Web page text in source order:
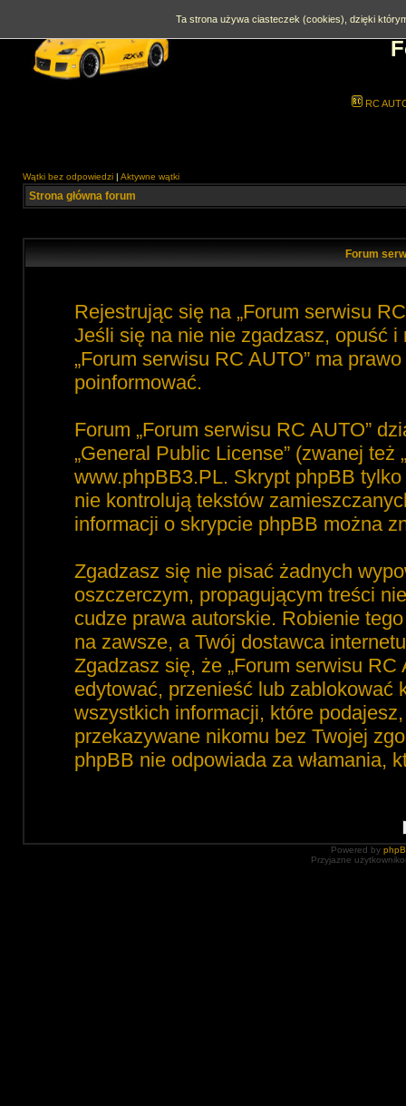
RC
Wątki bez odpowiedzi | Aktywne wątki
Strona główna forum
Forum
Rejestrując się na „Forum serwisu
Jeśli się na nie nie zgadzasz, opuść i
„Forum serwisu RC AUTO” ma
poinformować.
Forum „Forum serwisu RC AUTO”
„General Public License” (zwanej też
www.phpBB3.PL. Skrypt phpBB
nie kontrolują tekstów
informacji o skrypcie phpBB można
Zgadzasz się nie pisać żadnych
oszczerczym, propagującym treści
cudze prawa autorskie. Robienie
na zawsze, a Twój dostawca
Zgadzasz się, że „Forum serwisu
edytować, przenieść lub zablokować
wszystkich informacji, które
przekazywane nikomu bez Twojej
phpBB nie odpowiada za włamania,
Powered by
Przyjazne
Ta strona używa ciasteczek (cookies), dzięki